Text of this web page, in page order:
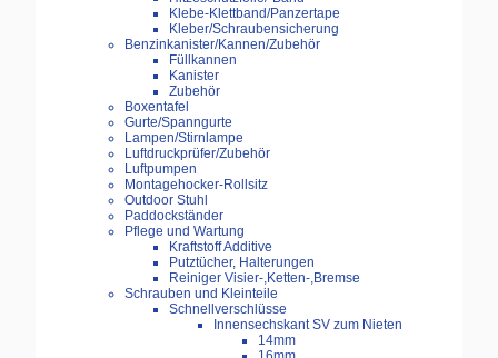
Klebe-Klettband/Panzertape
Kleber/Schraubensicherung
Benzinkanister/Kannen/Zubehör
Füllkannen
Kanister
Zubehör
Boxentafel
Gurte/Spanngurte
Lampen/Stirnlampe
Luftdruckprüfer/Zubehör
Luftpumpen
Montagehocker-Rollsitz
Outdoor Stuhl
Paddockständer
Pflege und Wartung
Kraftstoff Additive
Putztücher, Halterungen
Reiniger Visier-,Ketten-,Bremse
Schrauben und Kleinteile
Schnellverschlüsse
Innensechskant SV zum Nieten
14mm